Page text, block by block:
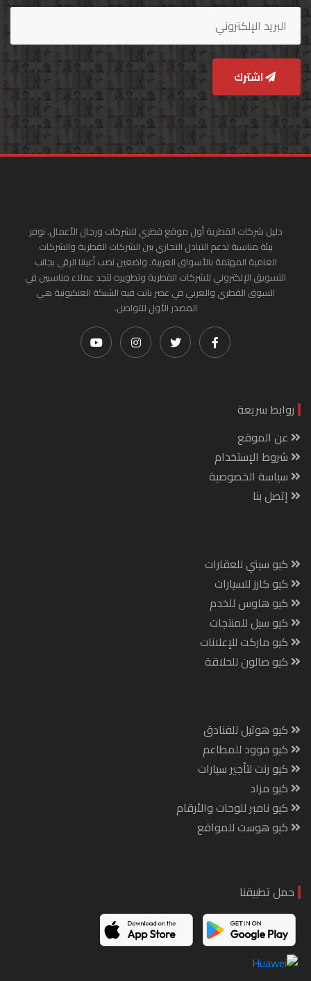
اشترك
دليل شركات القطرية أول موقع قطري للشركات ورجال الأعمال. نوفر
بيئة مناسبة لدعم التبادل التجاري بين الشركات القطرية والشركات
العامية المهتمة بالأسواق العربية. واضعين نصب أعيننا الرقي بجانب
التسويق الإلكتروني للشركات القطرية وتطويره لتجد عملاء مناسبين في
السوق القطري والعربي في عصر باتت فيه الشبكة العنكبونية هي
المصدر الأول للتواصل.
روابط سريعة
عن الموقع
شروط الإستخدام
سياسة الخصوصية
إتصل بنا
كيو سيتي للعقارات
كيو كارز للسيارات
كيو هاوس للخدم
كيو سيل للمنتجات
كيو ماركت للإعلانات
كيو صالون للحلاقة
كيو هوتيل للفنادق
كيو فوود للمطاعم
كيو رنت لتأجير سيارات
كيو مزاد
كيو نامبر للوحات والأرقام
كيو هوست للمواقع
حمل تطبيقنا